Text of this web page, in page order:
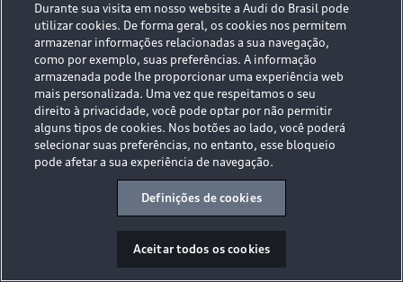
Tecnologias Audi
Audi Collection
Políticas de Privacidade
Código de Conduta
Aviso Legal
Proteção de Dados - LGPD
Sala de Imprensa
Desacelere. Seu bem maior é a vida.
Durante sua visita em nosso website a Audi do Brasil pode
utilizar cookies. De forma geral, os cookies nos permitem
armazenar informações relacionadas a sua navegação,
como por exemplo, suas preferências. A informação
armazenada pode lhe proporcionar uma experiência web
mais personalizada. Uma vez que respeitamos o seu
direito à privacidade, você pode optar por não permitir
alguns tipos de cookies. Nos botões ao lado, você poderá
selecionar suas preferências, no entanto, esse bloqueio
pode afetar a sua experiência de navegação.
Definições de cookies
Aceitar todos os cookies